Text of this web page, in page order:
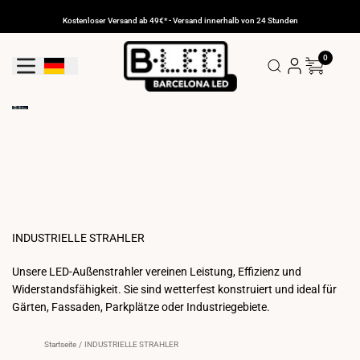
Kostenloser Versand ab 49€* - Versand innerhalb von 24 Stunden
Geolokalisierungs-Schaltfläche: Deutschland
0
INDUSTRIELLE STRAHLER
Unsere LED-Außenstrahler vereinen Leistung, Effizienz und
Widerstandsfähigkeit. Sie sind wetterfest konstruiert und ideal für
Gärten, Fassaden, Parkplätze oder Industriegebiete.
Startseite / INDUSTRIELLE STRAHLER